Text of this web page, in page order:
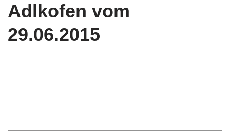
Adlkofen vom
29.06.2015